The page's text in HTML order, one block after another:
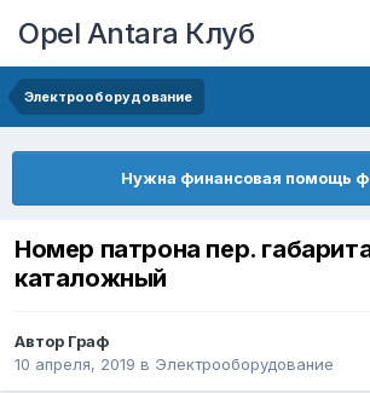
Opel Antara Клуб
Электрооборудование
Нужна финансовая помощь
Номер патрона пер.
каталожный
Автор Граф
10 апреля, 2019 в Электрооборудование